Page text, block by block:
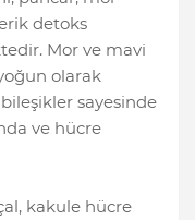
detoks
Mor ve mavi
olarak
sayesinde
ve hücre
kakule hücre